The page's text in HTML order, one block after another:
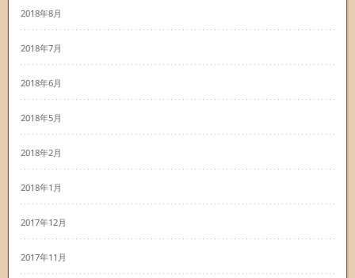
2018年8月
2018年7月
2018年6月
2018年5月
2018年2月
2018年1月
2017年12月
2017年11月